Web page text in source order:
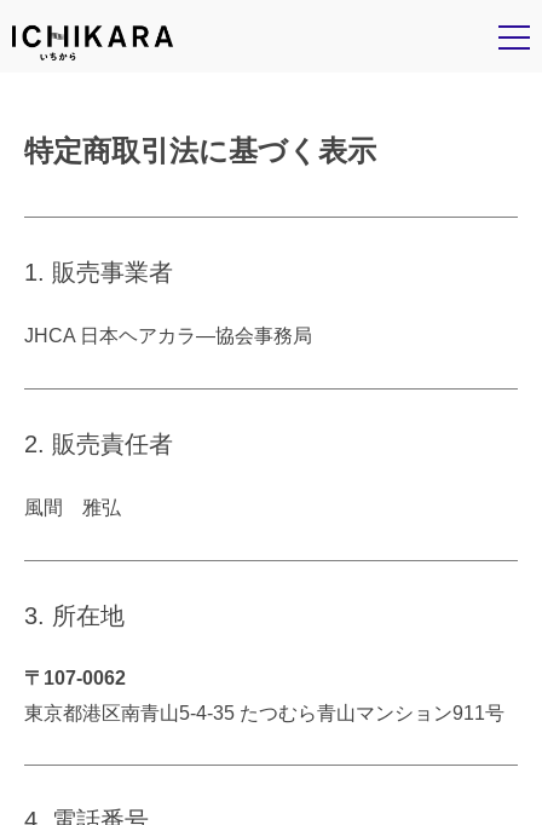
特定商取引法に基づく表示
1. 販売事業者
JHCA 日本ヘアカラ―協会事務局
2. 販売責任者
風間 雅弘
3. 所在地
〒107-0062
東京都港区南青山5-4-35 たつむら青山マンション911号